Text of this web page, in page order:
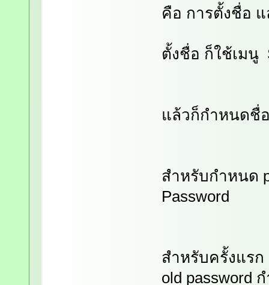
คือ การตั้งชื่อ แ
ตั้งชื่อ ก็ใช้เมนู
แล้วก็กำหนดชื่
สำหรับกำหนด
Password
สำหรับครั้งแรก
old password